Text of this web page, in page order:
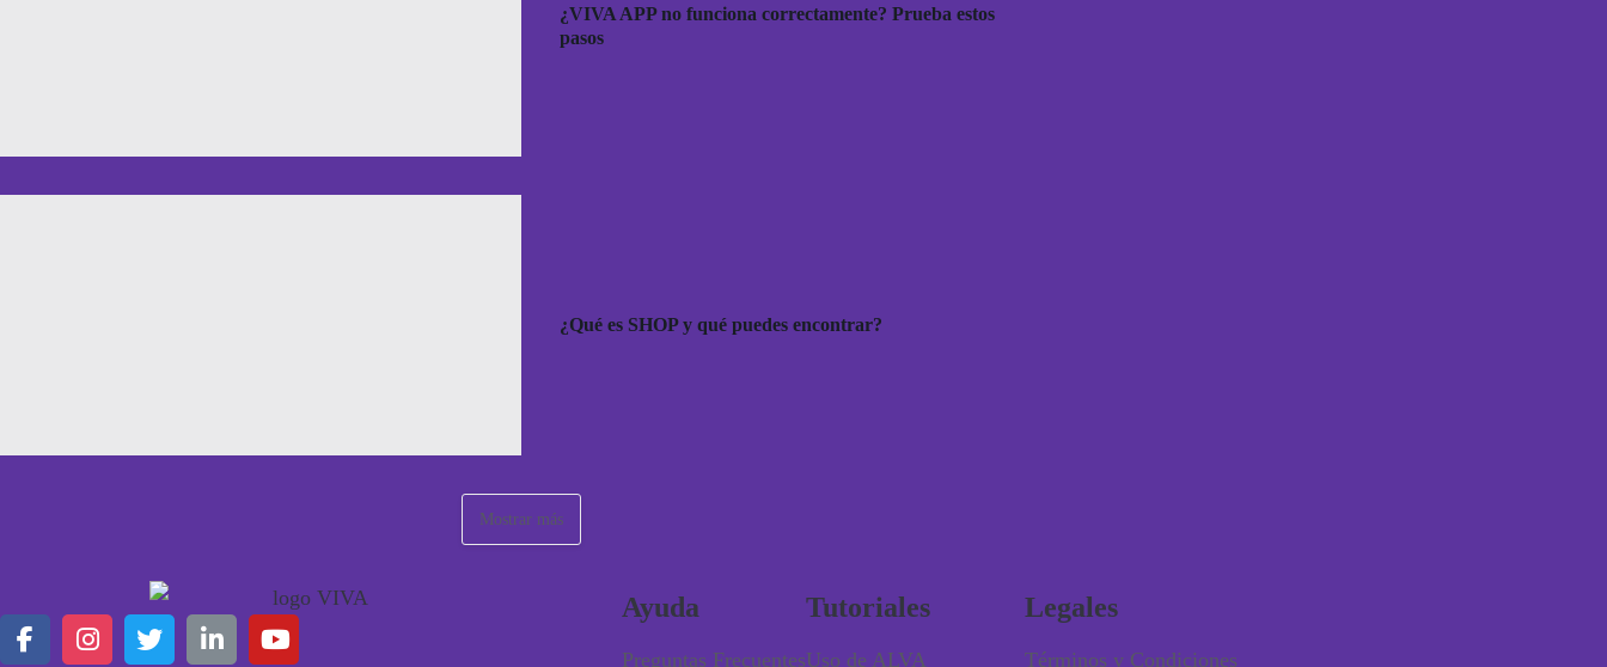
¿VIVA APP no funciona correctamente? Prueba estos
pasos
¿Qué es SHOP y qué puedes encontrar?
Mostrar más
Ayuda
Preguntas Frecuentes
Tutoriales
Uso de ALVA
Legales
Términos y Condiciones